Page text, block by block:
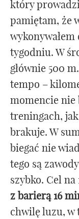
który
pamiętam, że
tygodniu. W
głównie 500
tempo –
momencie nie
treningach,
brakuje. W
biegać nie
tego są
szybko. Cel na
z barierą 16
chwilę luzu, w